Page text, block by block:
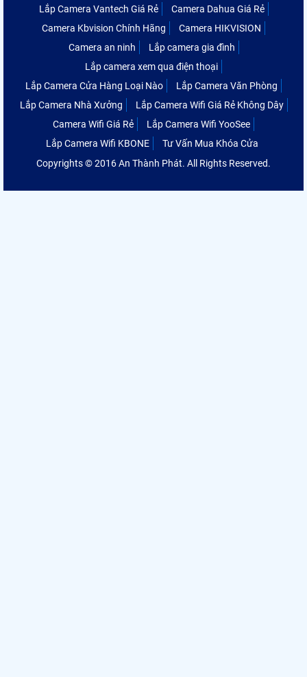
Lắp Camera Vantech Giá Rẻ
Camera Dahua Giá Rẻ
Camera Kbvision Chính Hãng
Camera HIKVISION
Camera an ninh
Lắp camera gia đình
Lắp camera xem qua điện thoại
Lắp Camera Cửa Hàng Loại Nào
Lắp Camera Văn Phòng
Lắp Camera Nhà Xưởng
Lắp Camera Wifi Giá Rẻ Không Dây
Camera Wifi Giá Rẻ
Lắp Camera Wifi YooSee
Lắp Camera Wifi KBONE
Tư Vấn Mua Khóa Cửa
Copyrights © 2016 An Thành Phát. All Rights Reserved.